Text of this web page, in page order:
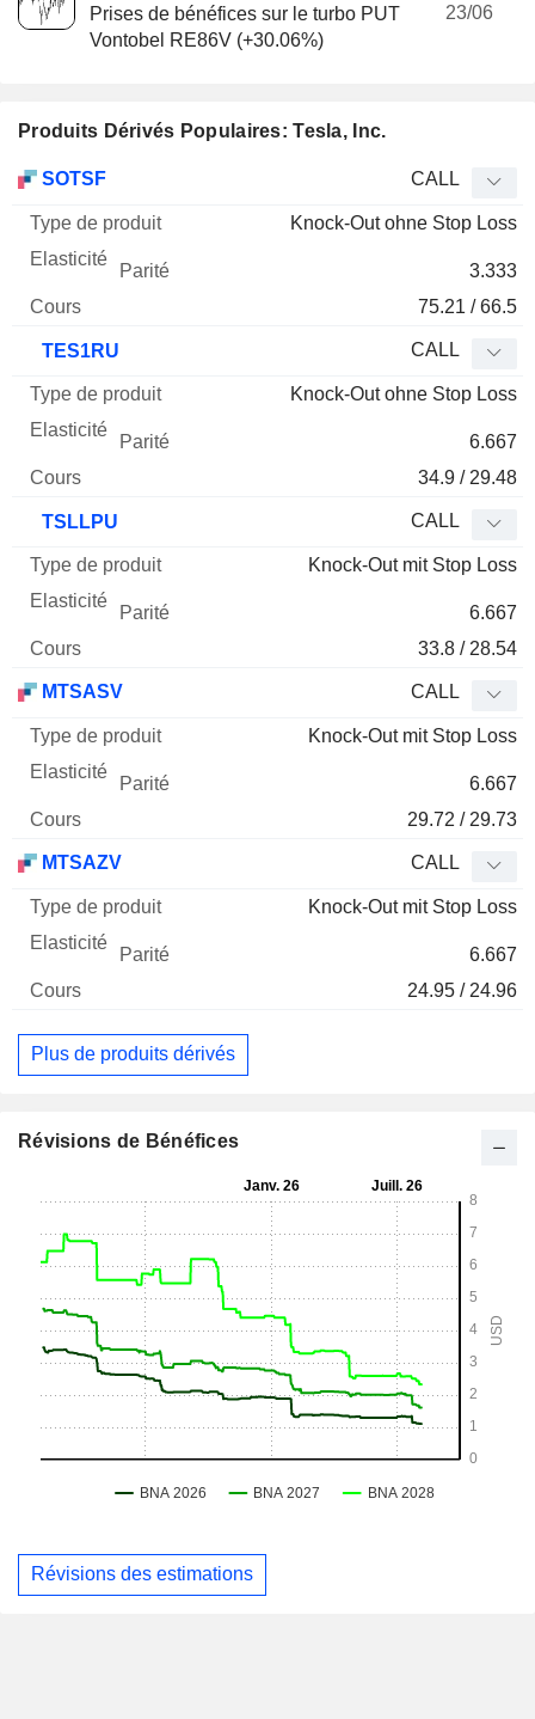
Prises de bénéfices sur le turbo PUT
Vontobel RE86V (+30.06%)
23/06
Produits Dérivés Populaires: Tesla, Inc.
Mnemo Type produit
Elasticité Parité Cours
SOTSF CALL
Knock-Out ohne Stop Loss
3.333
75.21 / 66.5
TES1RU CALL
Knock-Out ohne Stop Loss
6.667
34.9 / 29.48
TSLLPU CALL
Knock-Out mit Stop Loss
6.667
33.8 / 28.54
MTSASV CALL
Knock-Out mit Stop Loss
6.667
29.72 / 29.73
MTSAZV CALL
Knock-Out mit Stop Loss
6.667
24.95 / 24.96
Plus de produits dérivés
Révisions de Bénéfices
Révisions des estimations